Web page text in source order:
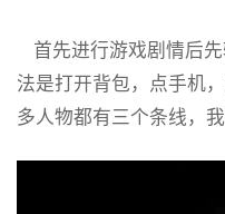
首先进行游戏剧情后
法是打开背包，点手机
多人物都有三个条线，